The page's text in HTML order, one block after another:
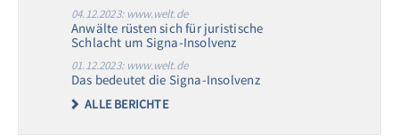
04.12.2023: www.welt.de
Anwälte rüsten sich für juristische
Schlacht um Signa-Insolvenz
01.12.2023: www.welt.de
Das bedeutet die Signa-Insolvenz
ALLE BERICHTE